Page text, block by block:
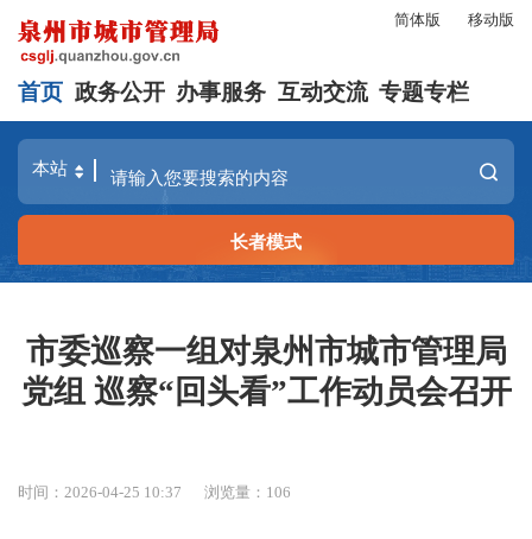
简体版 移动版
首页 政务公开 办事服务 互动交流 专题专栏
长者模式
市委巡察一组对泉州市城市管理局
党组 巡察“回头看”工作动员会召开
时间：2026-04-25 10:37 浏览量： 106